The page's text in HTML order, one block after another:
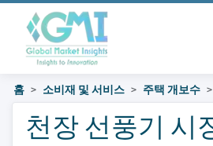
홈 소비재 및 서비스 주택 개보수
천장 선풍기 시